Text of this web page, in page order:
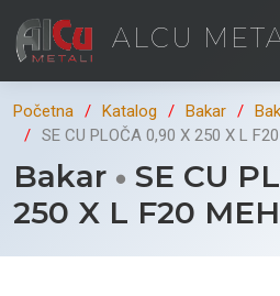
ALCU
Početna Katalog Bakar
SE CU PLOČA 0,90 X 250 X L
Bakar
SE CU
250 X L F20